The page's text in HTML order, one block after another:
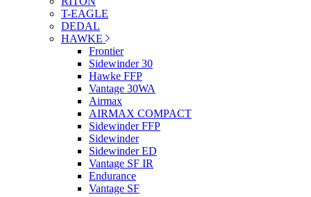
T-EAGLE
DEDAL
HAWKE
Frontier
Sidewinder 30
Hawke FFP
Vantage 30WA
Airmax
AIRMAX COMPACT
Sidewinder FFP
Sidewinder
Sidewinder ED
Vantage SF IR
Endurance
Vantage SF